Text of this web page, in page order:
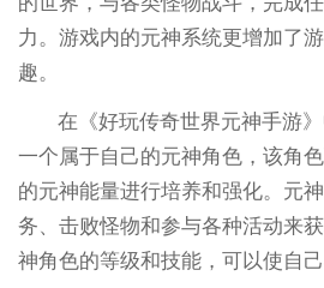
力。游戏内的元神系统更增加了
趣。
在《好玩传奇世界元神手游
一个属于自己的元神角色，该角
的元神能量进行培养和强化。元
务、击败怪物和参与各种活动来
神角色的等级和技能，可以使自